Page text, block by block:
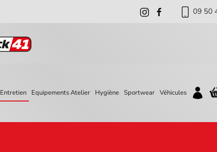
09 50
Entretien Equipements Atelier Hygiène Sportwear Véhicules